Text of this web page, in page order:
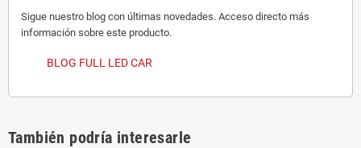
Sigue nuestro blog con últimas novedades. Acceso directo más
información sobre este producto.
BLOG FULL LED CAR
También podría interesarle